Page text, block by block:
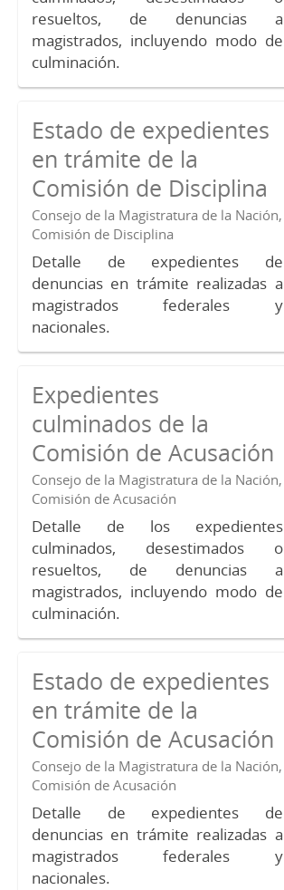
resueltos, de denuncias a
magistrados, incluyendo modo de
culminación.
Estado de expedientes
en trámite de la
Comisión de Disciplina
Consejo de la Magistratura de la Nación,
Comisión de Disciplina
Detalle de expedientes de
denuncias en trámite realizadas a
magistrados federales y
nacionales.
Expedientes
culminados de la
Comisión de Acusación
Consejo de la Magistratura de la Nación,
Comisión de Acusación
Detalle de los expedientes
culminados, desestimados o
resueltos, de denuncias a
magistrados, incluyendo modo de
culminación.
Estado de expedientes
en trámite de la
Comisión de Acusación
Consejo de la Magistratura de la Nación,
Comisión de Acusación
Detalle de expedientes de
denuncias en trámite realizadas a
magistrados federales y
nacionales.